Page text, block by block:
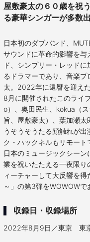
屋敷豪太の６０歳を祝
る豪華シンガーが多数
日本初のダブバンド、
サウンドに革命的影響を与
ド、シンプリー・レッド
るドラマーであり、音楽
太。2022年に還暦を迎え
8月に開催されたこのラ
o）、奥田民生、kokua（
旨、屋敷豪太）、葉加瀬
うそうそうたる顔触れが
ク・ハックネルもリモート
日本のミュージックシー
業を祝いたたえる一夜限
ィーチャーして大反響を
～」の第3弾をWOWOWで
収録日・収録場所
2022年8月9日／東京 東